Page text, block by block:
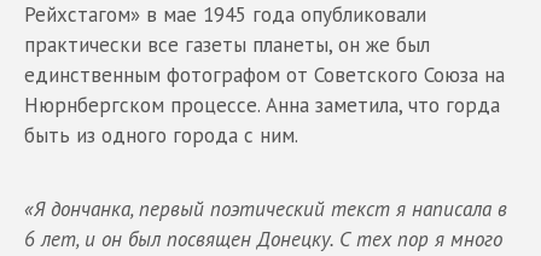
Рейхстагом» в мае 1945 года опубликовали
практически все газеты планеты, он же был
единственным фотографом от Советского Союза на
Нюрнбергском процессе. Анна заметила, что горда
быть из одного города с ним.
«Я дончанка, первый поэтический текст я написала в
6 лет, и он был посвящен Донецку. С тех пор я много